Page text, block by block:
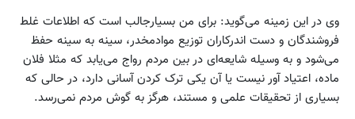
وی در این زمینه می‌گوید: برای من بسیارجالب است که اطلاعات غلط
فروشندگان و دست اندرکاران توزیع مواد‌مخدر، سینه به سینه حفظ
می‌شود و به وسیله شایعه‌ای در بین مردم رواج می‌یابد که مثلا فلان
ماده، اعتیاد آور نیست یا آن یکی ترک کردن آسانی دارد، در حالی که
بسیاری از تحقیقات علمی و مستند، هرگز به گوش مردم نمی‌رسد.